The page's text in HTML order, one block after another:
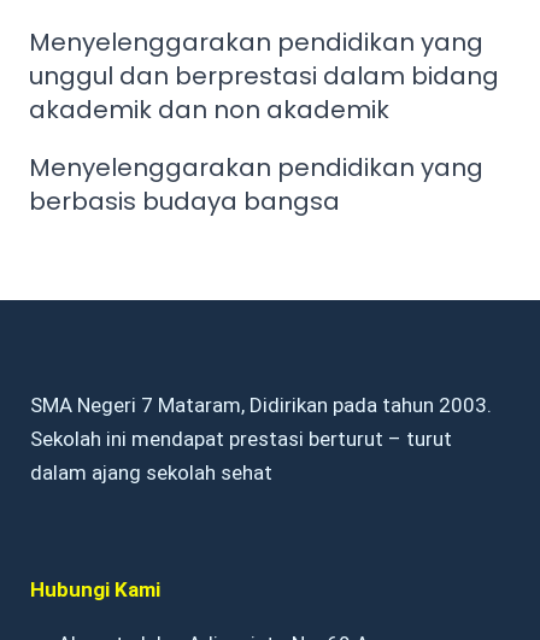
Menyelenggarakan pendidikan yang
unggul dan berprestasi dalam bidang
akademik dan non akademik
Menyelenggarakan pendidikan yang
berbasis budaya bangsa
SMA Negeri 7 Mataram, Didirikan pada tahun 2003.
Sekolah ini mendapat prestasi berturut – turut
dalam ajang sekolah sehat
Hubungi Kami